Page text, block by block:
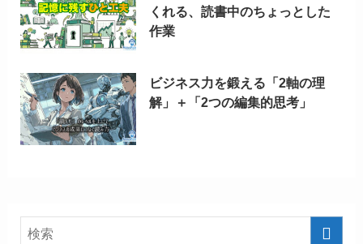
くれる、読書中のちょっとした
作業
ビジネス力を鍛える「2軸の理
解」＋「2つの編集的思考」